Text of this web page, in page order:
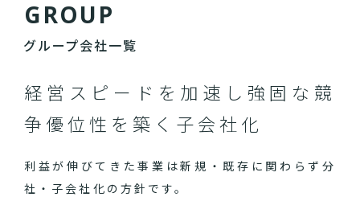
GROUP
グループ会社一覧
経営スピードを加速し 強固な競
争優位性を築く子会社化
利益が伸びてきた事業は新規・既存に関わらず分
社・子会社化の方針です。